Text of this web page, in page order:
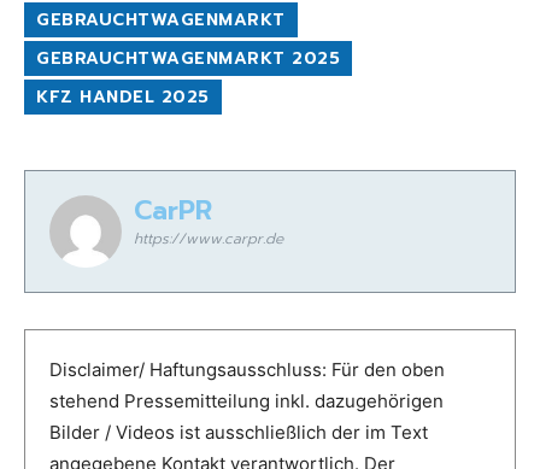
GEBRAUCHTWAGENMARKT
GEBRAUCHTWAGENMARKT 2025
KFZ HANDEL 2025
CarPR
https://www.carpr.de
Disclaimer/ Haftungsausschluss: Für den oben
stehend Pressemitteilung inkl. dazugehörigen
Bilder / Videos ist ausschließlich der im Text
angegebene Kontakt verantwortlich. Der